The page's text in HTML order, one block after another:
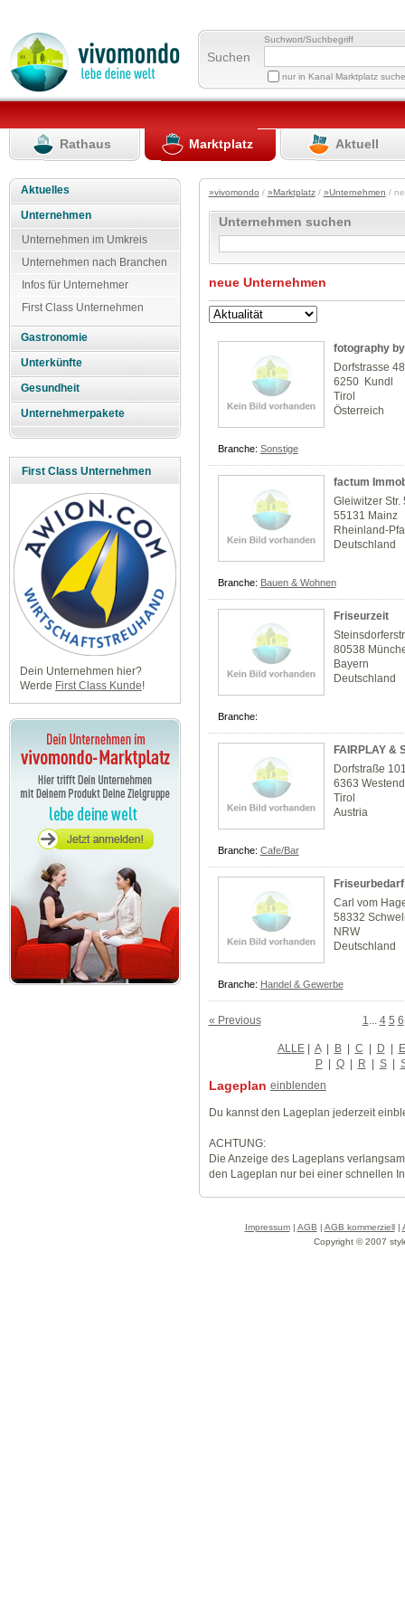
Suchen
Suchwort/Suchbegriff
nur in Kanal Marktplatz
Rathaus Marktplatz Aktuell
Aktuelles
Unternehmen
Unternehmen im Umkreis
Unternehmen nach Branchen
Infos für Unternehmer
First Class Unternehmen
Gastronomie
Unterkünfte
Gesundheit
Unternehmerpakete
First Class Unternehmen
Dein Unternehmen hier?
Werde First Class Kunde!
»vivomondo / »Marktplatz/ »Unternehmen /
Unternehmen suchen
neue Unternehmen
fotography
Dorfstrasse 48
6250 Kundl
Tirol
Österreich
Branche: Sonstige
factum
Gleiwitzer Str.
55131 Mainz
Rheinland-
Deutschland
Branche: Bauen & Wohnen
Friseurzeit
80538
Bayern
Deutschland
Branche:
FAIRPLAY &
Dorfstraße
6363
Tirol
Austria
Branche: Cafe/Bar
Carl vom
58332
NRW
Deutschland
Branche: Handel & Gewerbe
« Previous 1 4 5 6
ALLE| A | B | C | D | E
P | Q | R | S |
Lageplan einblenden
Du kannst den Lageplan jederzeit
ACHTUNG:
Die Anzeige des Lageplans
den Lageplan nur bei einer schnellen
Impressum| AGB | AGB kommerziell|
Copyright © 2007